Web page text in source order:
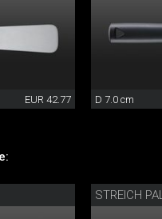
EUR 42.77 D 7.0 cm
STREICH